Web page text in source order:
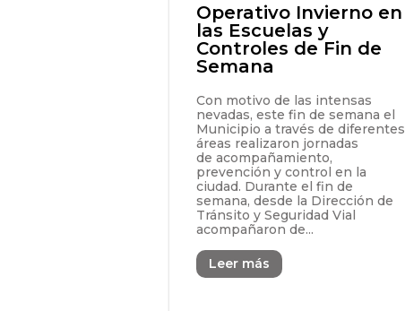
Operativo Invierno en
las Escuelas y
Controles de Fin de
Semana
Con motivo de las intensas
nevadas, este fin de semana el
Municipio a través de diferentes
áreas realizaron jornadas
de acompañamiento,
prevención y control en la
ciudad. Durante el fin de
semana, desde la Dirección de
Tránsito y Seguridad Vial
acompañaron de...
Leer más